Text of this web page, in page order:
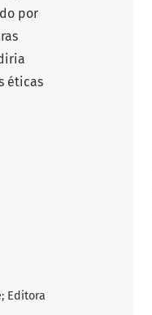
por
éticas
Editora